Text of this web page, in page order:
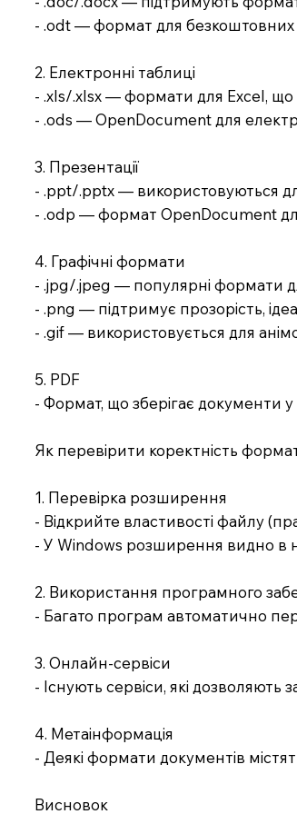
- .odt — формат для безкоштовних
2. Електронні таблиці
- .xls/.xlsx — формати для Excel, що
- .ods — OpenDocument для
3. Презентації
- .ppt/.pptx — використовуються
- .odp — формат OpenDocument
4. Графічні формати
- .jpg/.jpeg — популярні формати
- .png — підтримує прозорість,
- .gif — використовується для
5. PDF
- Формат, що зберігає документи у
Як перевірити коректність
1. Перевірка розширення
- Відкрийте властивості файлу
- У Windows розширення видно в
2. Використання програмного
- Багато програм автоматично
3. Онлайн-сервіси
- Існують сервіси, які
4. Метаінформація
- Деякі формати документів
Висновок